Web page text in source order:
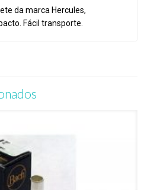
da marca Hercules,
Fácil transporte.